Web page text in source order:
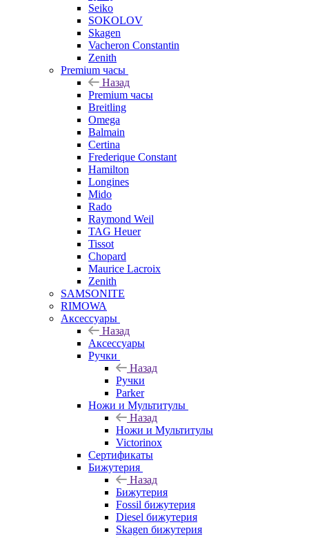
Seiko
SOKOLOV
Skagen
Vacheron Constantin
Zenith
Premium часы
Назад
Premium часы
Breitling
Omega
Balmain
Certina
Frederique Constant
Hamilton
Longines
Mido
Rado
Raymond Weil
TAG Heuer
Tissot
Chopard
Maurice Lacroix
Zenith
SAMSONITE
RIMOWA
Аксессуары
Назад
Аксессуары
Ручки
Назад
Ручки
Parker
Ножи и Мультитулы
Назад
Ножи и Мультитулы
Victorinox
Сертификаты
Бижутерия
Назад
Бижутерия
Fossil бижутерия
Diesel бижутерия
Skagen бижутерия